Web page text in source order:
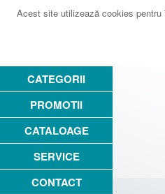
Acest site utilizează cookies
CATEGORII
PROMOTII
CATALOAGE
SERVICE
CONTACT